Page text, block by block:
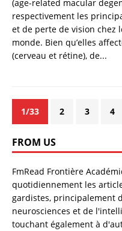
(age-related macular
respectivement les
et de perte de vision chez
monde. Bien qu’elles
(cerveau et rétine), de...
1/33 2 3 4
FROM US
FmRead Frontière
quotidiennement les
gardistes, principalement
neurosciences et de
touchant également à